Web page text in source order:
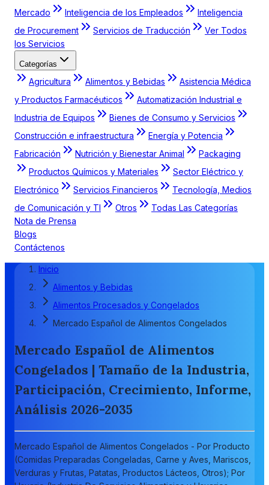
Mercado
Inteligencia de los Empleados
Inteligencia
de Procurement
Servicios de Traducción
Ver Todos
los Servicios
Categorías
Agricultura Alimentos y Bebidas
Asistencia Médica
y Productos Farmacéuticos
Automatización Industrial e
Industria de Equipos
Bienes de Consumo y Servicios
Construcción e infraestructura
Energía y Potencia
Fabricación
Nutrición y Bienestar Animal
Packaging
Productos Químicos y Materiales
Sector Eléctrico y
Electrónico
Servicios Financieros
Tecnología, Medios
de Comunicación y TI
Otros
Todas Las Categorías
Nota de Prensa
Blogs
Contáctenos
Inicio
Alimentos y Bebidas
Alimentos Procesados y Congelados
Mercado Español de Alimentos Congelados
Mercado Español de Alimentos
Congelados | Tamaño de la Industria,
Participación, Crecimiento, Informe,
Análisis 2026-2035
Mercado Español de Alimentos Congelados - Por Producto
(Comidas Preparadas Congeladas, Carne y Aves, Mariscos,
Verduras y Frutas, Patatas, Productos Lácteos, Otros); Por